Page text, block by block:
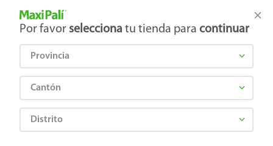
Tienda Maxi Palí
Por favor selecciona tu tienda para continuar
Provincia
Cantón
Distrito